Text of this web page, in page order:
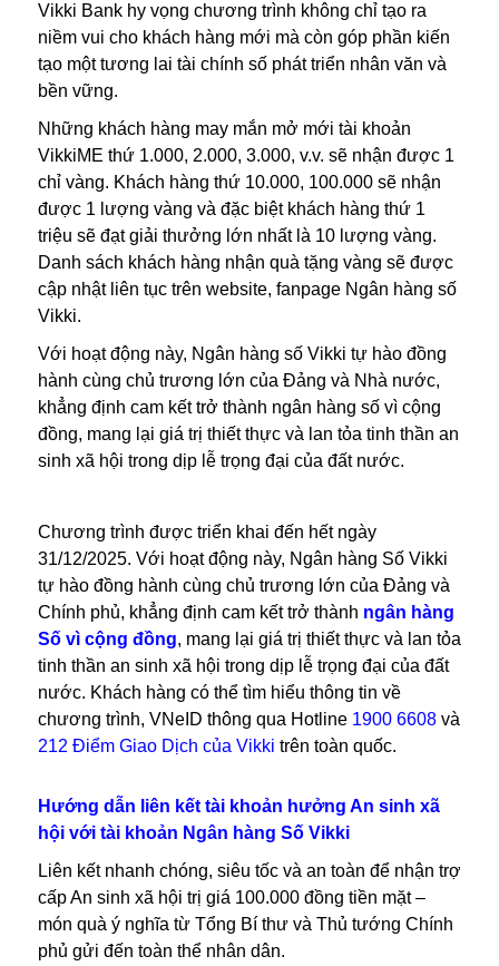
Vikki Bank hy vọng chương trình không chỉ tạo ra
niềm vui cho khách hàng mới mà còn góp phần kiến
tạo một tương lai tài chính số phát triển nhân văn và
bền vững.
Những khách hàng may mắn mở mới tài khoản
VikkiME thứ 1.000, 2.000, 3.000, v.v. sẽ nhận được 1
chỉ vàng. Khách hàng thứ 10.000, 100.000 sẽ nhận
được 1 lượng vàng và đặc biệt khách hàng thứ 1
triệu sẽ đạt giải thưởng lớn nhất là 10 lượng vàng.
Danh sách khách hàng nhận quà tặng vàng sẽ được
cập nhật liên tục trên website, fanpage Ngân hàng số
Vikki.
Với hoạt động này, Ngân hàng số Vikki tự hào đồng
hành cùng chủ trương lớn của Đảng và Nhà nước,
khẳng định cam kết trở thành ngân hàng số vì cộng
đồng, mang lại giá trị thiết thực và lan tỏa tinh thần an
sinh xã hội trong dịp lễ trọng đại của đất nước.
Chương trình được triển khai đến hết ngày
31/12/2025. Với hoạt động này, Ngân hàng Số Vikki
tự hào đồng hành cùng chủ trương lớn của Đảng và
Chính phủ, khẳng định cam kết trở thành ngân hàng
Số vì cộng đồng, mang lại giá trị thiết thực và lan tỏa
tinh thần an sinh xã hội trong dịp lễ trọng đại của đất
nước. Khách hàng có thể tìm hiểu thông tin về
chương trình, VNeID thông qua Hotline 1900 6608và
212 Điểm Giao Dịch của Vikki trên toàn quốc.
Hướng dẫn liên kết tài khoản hưởng An sinh xã
hội với tài khoản Ngân hàng Số Vikki
Liên kết nhanh chóng, siêu tốc và an toàn để nhận trợ
cấp An sinh xã hội trị giá 100.000 đồng tiền mặt –
món quà ý nghĩa từ Tổng Bí thư và Thủ tướng Chính
phủ gửi đến toàn thể nhân dân.